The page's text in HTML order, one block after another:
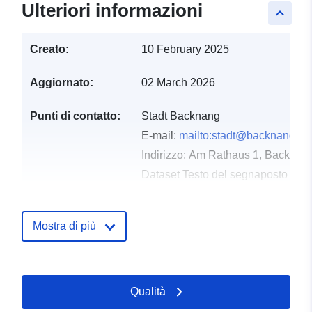
keyboard_arrow_up
Ulteriori informazioni
Creato: 10 February 2025
Aggiornato: 02 March 2026
Punti di contatto:
Stadt Backnang
E-mail: mailto:stadt@backnang.de
Indirizzo: Am Rathaus 1,
Dataset Testo del segnaposto
Registro del
catalogo:
Mostra di più
Qualità